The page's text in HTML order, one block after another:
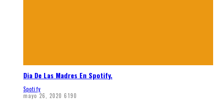
Dia De Las Madres En Spotify.
Spotify
mayo 26, 2020 6190